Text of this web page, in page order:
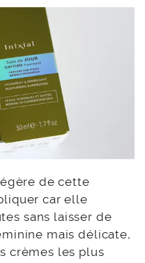
de cette
car elle
sans laisser de
mais délicate,
crèmes les plus